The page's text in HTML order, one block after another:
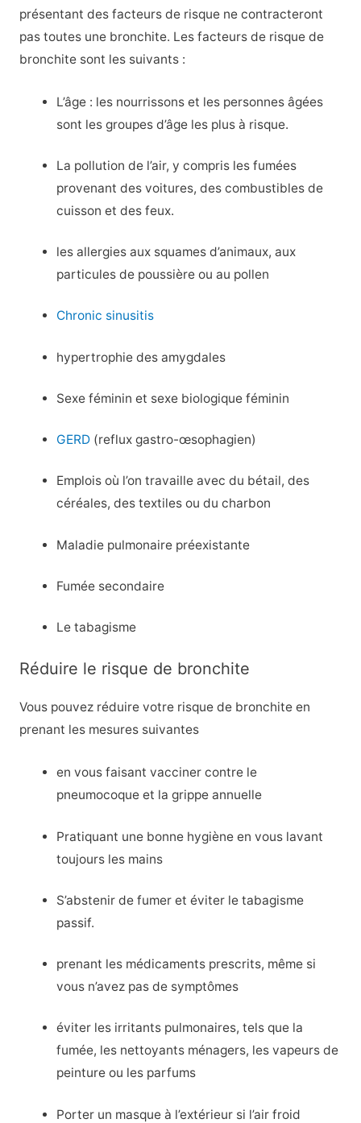
présentant des facteurs de risque ne contracteront
pas toutes une bronchite. Les facteurs de risque de
bronchite sont les suivants :
L’âge : les nourrissons et les personnes âgées
sont les groupes d’âge les plus à risque.
La pollution de l’air, y compris les fumées
provenant des voitures, des combustibles de
cuisson et des feux.
les allergies aux squames d’animaux, aux
particules de poussière ou au pollen
Chronic sinusitis
hypertrophie des amygdales
Sexe féminin et sexe biologique féminin
GERD (reflux gastro-œsophagien)
Emplois où l’on travaille avec du bétail, des
céréales, des textiles ou du charbon
Maladie pulmonaire préexistante
Fumée secondaire
Le tabagisme
Réduire le risque de bronchite
Vous pouvez réduire votre risque de bronchite en
prenant les mesures suivantes
en vous faisant vacciner contre le
pneumocoque et la grippe annuelle
Pratiquant une bonne hygiène en vous lavant
toujours les mains
S’abstenir de fumer et éviter le tabagisme
passif.
prenant les médicaments prescrits, même si
vous n’avez pas de symptômes
éviter les irritants pulmonaires, tels que la
fumée, les nettoyants ménagers, les vapeurs de
peinture ou les parfums
Porter un masque à l’extérieur si l’air froid